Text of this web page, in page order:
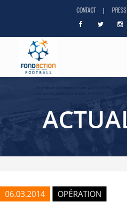
CONTACT |
06.03.2014 OPÉRATION